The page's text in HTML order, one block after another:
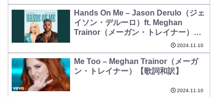
Hands On Me – Jason Derulo（ジェ
イソン・デルーロ）ft. Meghan
Trainor（メーガン・トレイナー）
2024.11.10
Me Too – Meghan Trainor（メーガ
ン・トレイナー）【歌詞和訳】
2024.11.10